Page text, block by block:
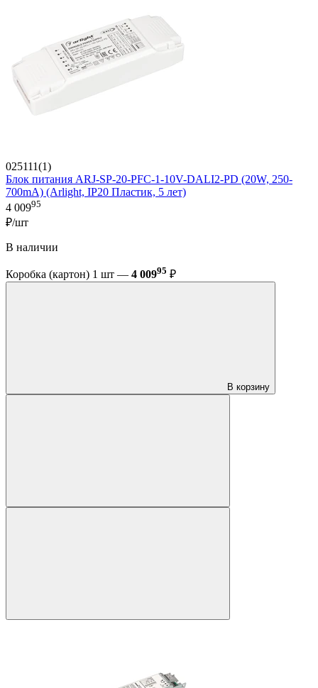
025111(1)
Блок питания ARJ-SP-20-PFC-1-10V-DALI2-PD (20W, 250-
700mA) (Arlight, IP20 Пластик, 5 лет)
4 00995
₽/шт
В наличии
Коробка (картон) 1 шт — 4 00995 ₽
В корзину